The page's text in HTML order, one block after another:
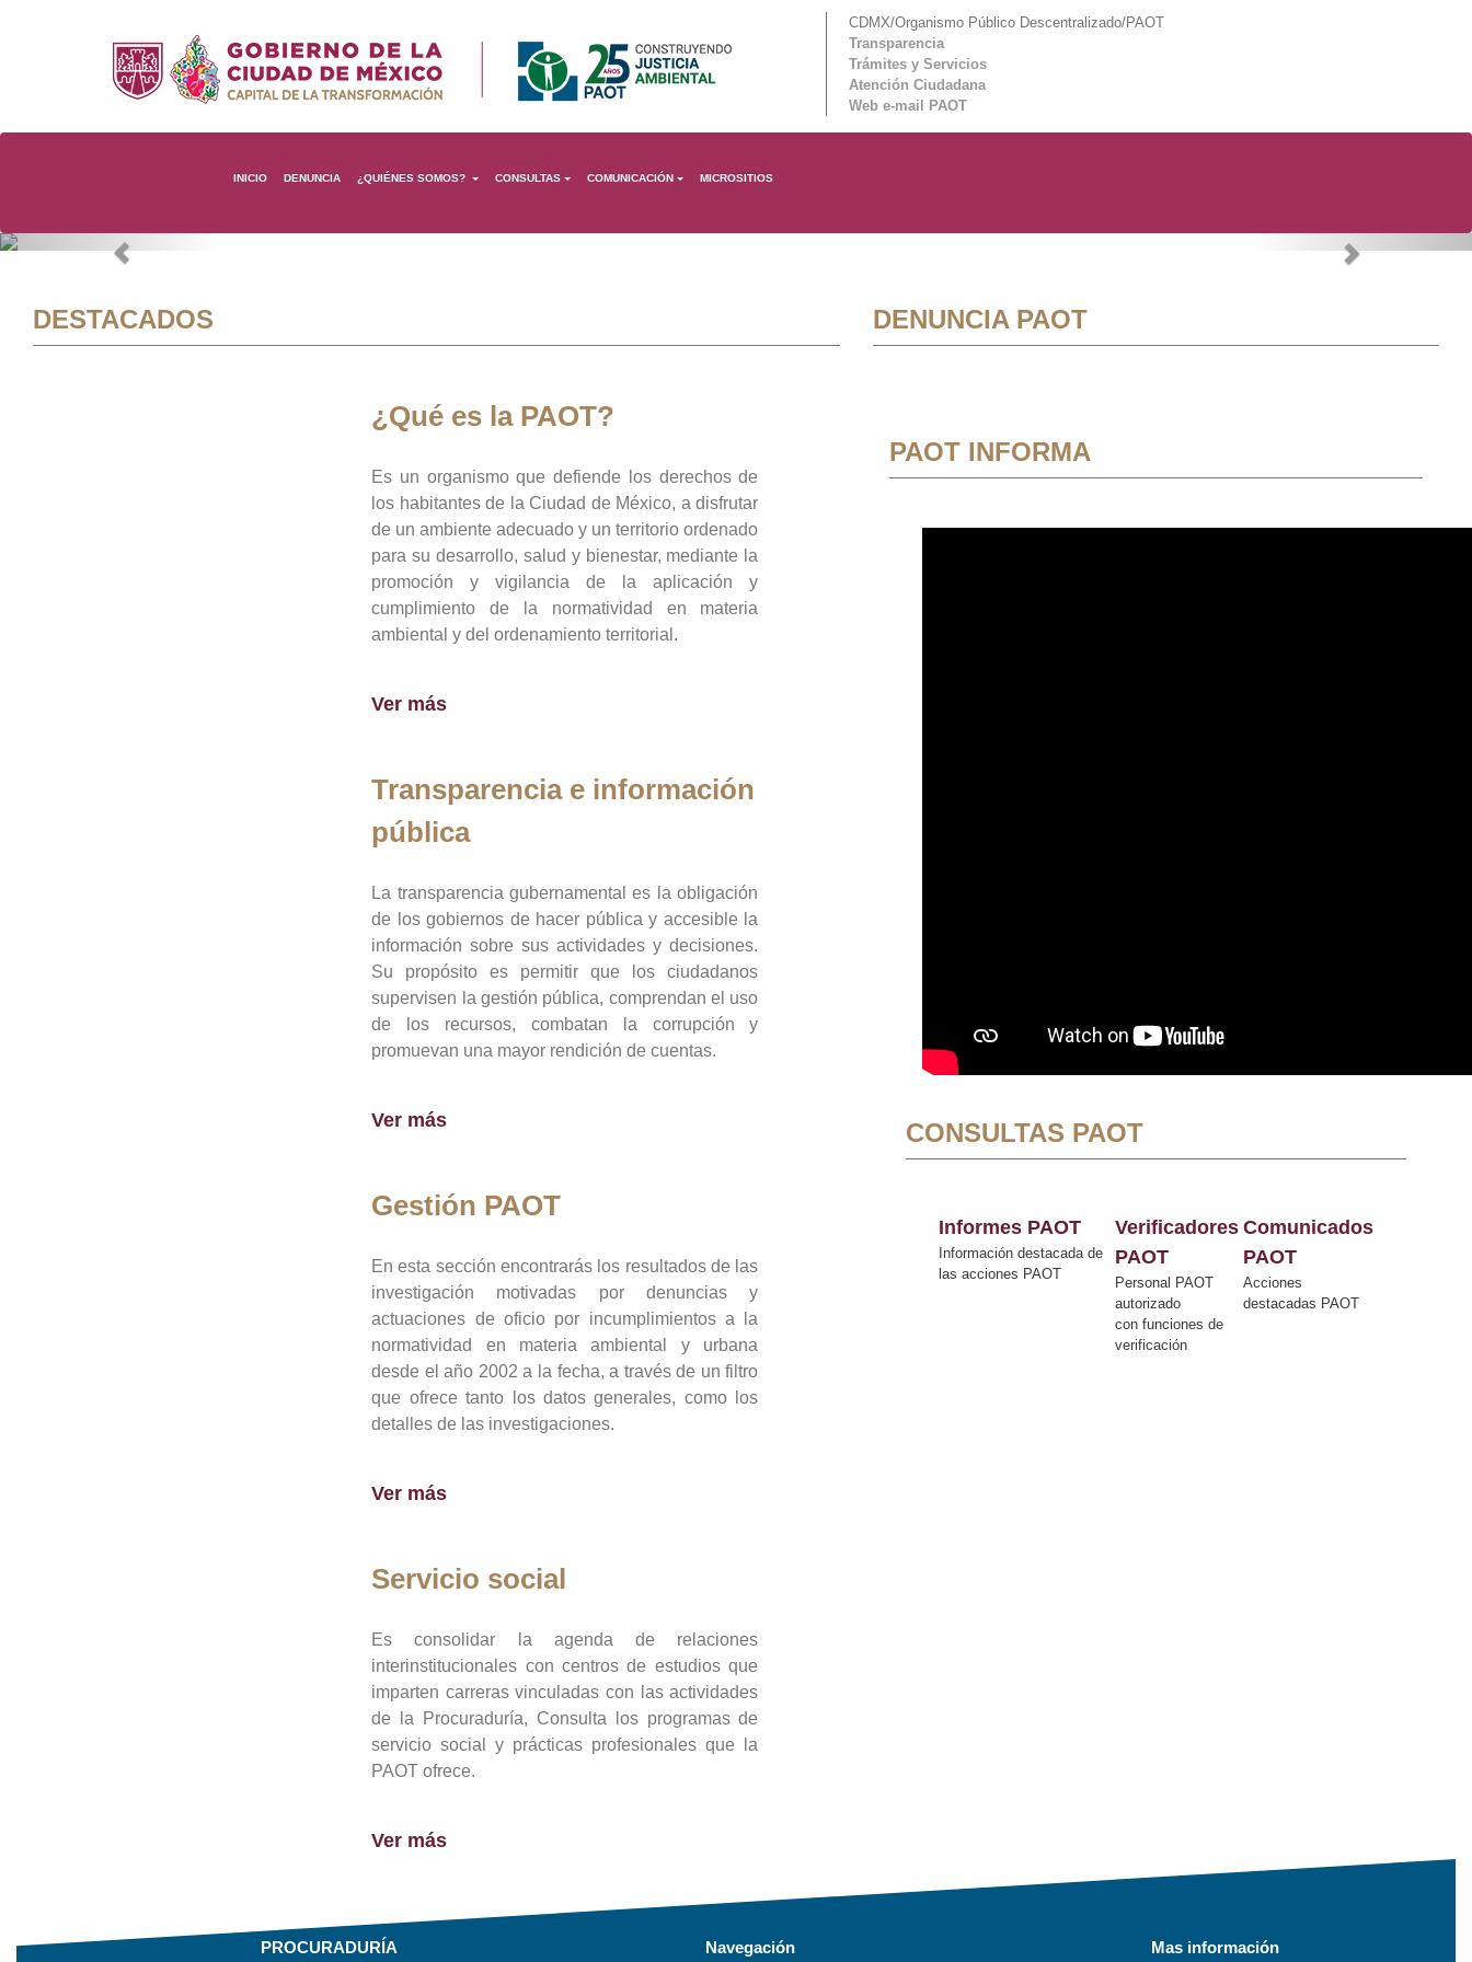
CDMX/Organismo Público Descentralizado/PAOT
Transparencia
Trámites y Servicios
Atención Ciudadana
Web e-mail PAOT
INICIO DENUNCIA ¿QUIÉNES SOMOS? CONSULTAS COMUNICACIÓN MICROSITIOS
Previous Next
DESTACADOS
¿Qué es la PAOT?
Es un organismo que defiende los derechos de
los habitantes de la Ciudad de México, a disfrutar
de un ambiente adecuado y un territorio ordenado
para su desarrollo, salud y bienestar, mediante la
promoción y vigilancia de la aplicación y
cumplimiento de la normatividad en materia
ambiental y del ordenamiento territorial.
Ver más
Transparencia e información
pública
La transparencia gubernamental es la obligación
de los gobiernos de hacer pública y accesible la
información sobre sus actividades y decisiones.
Su propósito es permitir que los ciudadanos
supervisen la gestión pública, comprendan el uso
de los recursos, combatan la corrupción y
promuevan una mayor rendición de cuentas.
Ver más
Gestión PAOT
En esta sección encontrarás los resultados de las
investigación motivadas por denuncias y
actuaciones de oficio por incumplimientos a la
normatividad en materia ambiental y urbana
desde el año 2002 a la fecha, a través de un filtro
que ofrece tanto los datos generales, como los
detalles de las investigaciones.
Ver más
Servicio social
Es consolidar la agenda de relaciones
interinstitucionales con centros de estudios que
imparten carreras vinculadas con las actividades
de la Procuraduría, Consulta los programas de
servicio social y prácticas profesionales que la
PAOT ofrece.
Ver más
DENUNCIA PAOT
PAOT INFORMA
CONSULTAS PAOT
Informes PAOT
Información destacada de
las acciones PAOT
Verificadores
PAOT
Personal PAOT
autorizado
con funciones de
verificación
Comunicados
PAOT
Acciones
destacadas PAOT
PROCURADURÍA Navegación Mas información